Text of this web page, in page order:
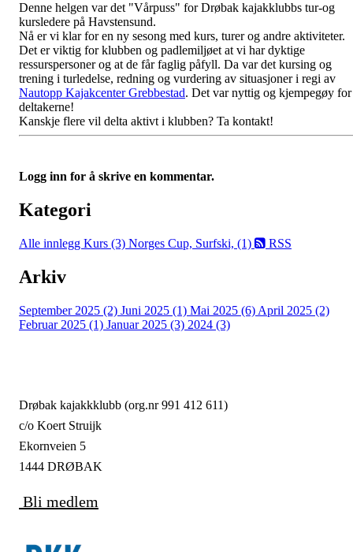
Denne helgen var det "Vårpuss" for Drøbak kajakklubbs tur-og
kursledere på Havstensund.
Nå er vi klar for en ny sesong med kurs, turer og andre aktiviteter.
Det er viktig for klubben og padlemiljøet at vi har dyktige
ressurspersoner og at de får faglig påfyll. Da var det kursing og
trening i turledelse, redning og vurdering av situasjoner i regi av
Nautopp Kajakcenter Grebbestad. Det var nyttig og kjempegøy for
deltakerne!
Kanskje flere vil delta aktivt i klubben? Ta kontakt!
Logg inn for å skrive en kommentar.
Kategori
Alle innlegg Kurs (3) Norges Cup, Surfski, (1) RSS
Arkiv
September 2025 (2) Juni 2025 (1) Mai 2025 (6) April 2025 (2)
Februar 2025 (1) Januar 2025 (3) 2024 (3)
Drøbak kajakkklubb (org.nr 991 412 611)
c/o Koert Struijk
Ekornveien 5
1444 DRØBAK
Bli medlem